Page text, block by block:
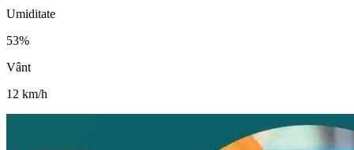
Umiditate
53%
Vânt
12 km/h